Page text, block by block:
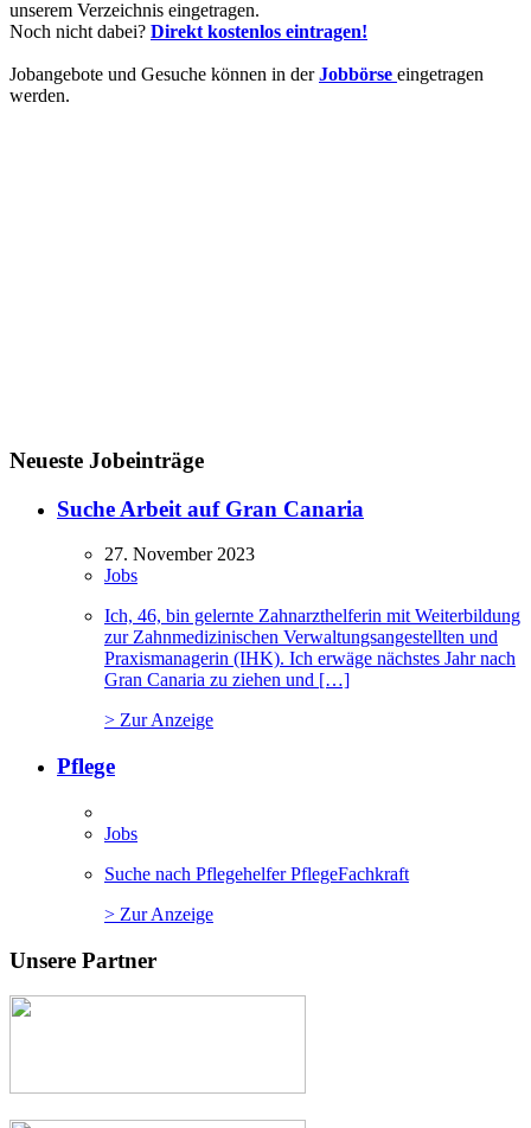
unserem Verzeichnis eingetragen.
Noch nicht dabei? Direkt kostenlos eintragen!
Jobangebote und Gesuche können in derJobbörse eingetragen
werden.
Neueste Jobeinträge
Suche Arbeit auf Gran Canaria
27. November 2023
Jobs
Ich, 46, bin gelernte Zahnarzthelferin mit Weiterbildung
zur Zahnmedizinischen Verwaltungsangestellten und
Praxismanagerin (IHK). Ich erwäge nächstes Jahr nach
Gran Canaria zu ziehen und […]
> Zur Anzeige
Pflege
Jobs
Suche nach Pflegehelfer PflegeFachkraft
> Zur Anzeige
Unsere Partner